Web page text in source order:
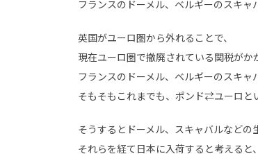
フランスのドーメル、ベルギーのスキャ
英国がユーロ圏から外れることで、
現在ユーロ圏で撤廃されている関税がか
フランスのドーメル、ベルギーのスキャ
そもそもこれまでも、ポンド⇄ユーロと
そうするとドーメル、スキャバルなどの
それらを経て日本に入荷すると考えると